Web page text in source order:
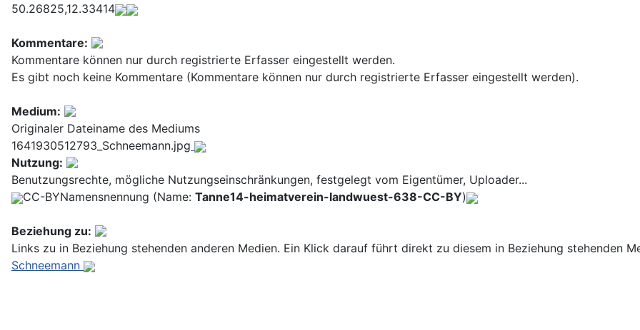
50.26825,12.33414
Kommentare:
Kommentare können nur durch registrierte Erfasser eingestellt werden.
Es gibt noch keine Kommentare (Kommentare können nur durch registrierte Erfasser eingestellt werden).
Medium:
Originaler Dateiname des Mediums
1641930512793_Schneemann.jpg
Nutzung:
Benutzungsrechte, mögliche Nutzungseinschränkungen, festgelegt vom Eigentümer, Uploader...
CC-BYNamensnennung (Name: Tanne14-heimatverein-landwuest-638-CC-BY)
Beziehung zu:
Links zu in Beziehung stehenden anderen Medien. Ein Klick darauf führt direkt zu diesem in Beziehung stehenden
Schneemann